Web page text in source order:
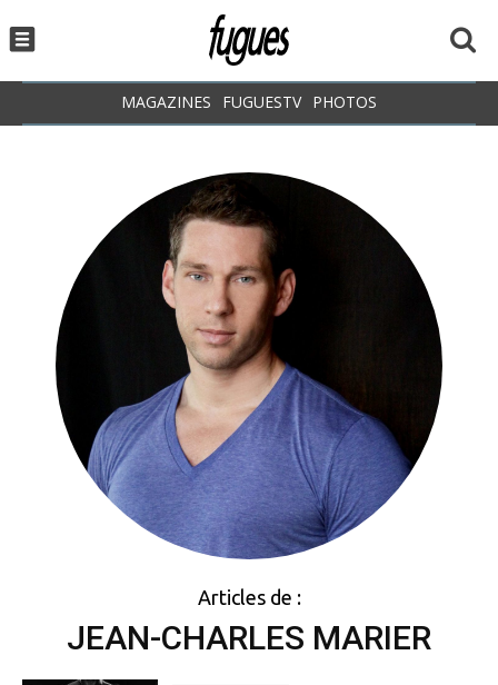
MAGAZINES FUGUESTV PHOTOS
Articles de :
JEAN-CHARLES MARIER